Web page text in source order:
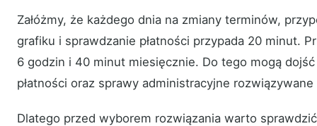
Załóżmy, że każdego dnia na zmiany terminów,
grafiku i sprawdzanie płatności przypada 20 minut.
6 godzin i 40 minut miesięcznie. Do tego mogą
płatności oraz sprawy administracyjne
Dlatego przed wyborem rozwiązania warto